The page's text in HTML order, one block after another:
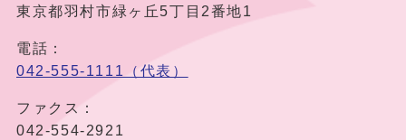
東京都羽村市緑ヶ丘5丁目2番地1
電話：
042-555-1111（代表）
ファクス：
042-554-2921